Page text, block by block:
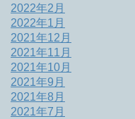
2022年2月
2022年1月
2021年12月
2021年11月
2021年10月
2021年9月
2021年8月
2021年7月